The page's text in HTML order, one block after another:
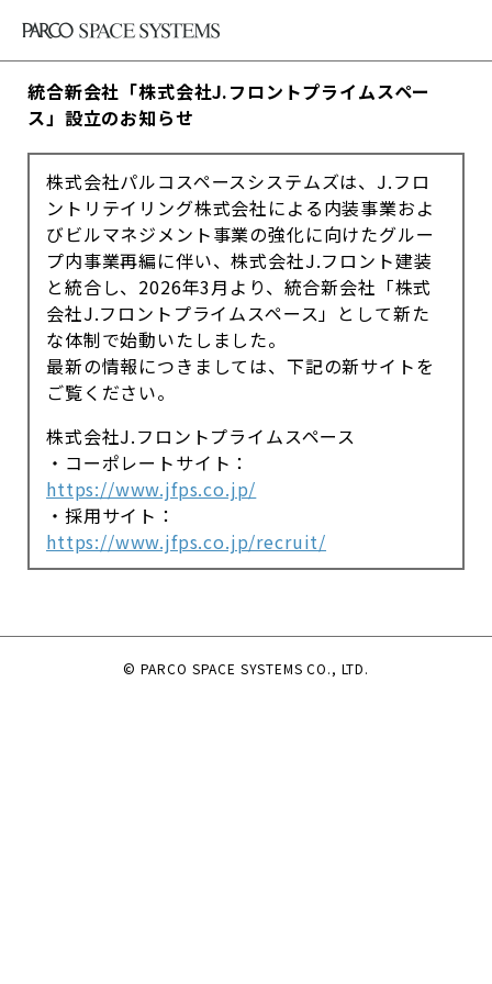
統合新会社「株式会社J.フロントプライムスペー
ス」設立のお知らせ
株式会社パルコスペースシステムズは、J.フロ
ントリテイリング株式会社による内装事業およ
びビルマネジメント事業の強化に向けたグルー
プ内事業再編に伴い、株式会社J.フロント建装
と統合し、2026年3月より、統合新会社「株式
会社J.フロントプライムスペース」として新た
な体制で始動いたしました。
最新の情報につきましては、下記の新サイトを
ご覧ください。
株式会社J.フロントプライムスペース
・コーポレートサイト：
https://www.jfps.co.jp/
・採用サイト：
https://www.jfps.co.jp/recruit/
© PARCO SPACE SYSTEMS CO., LTD.